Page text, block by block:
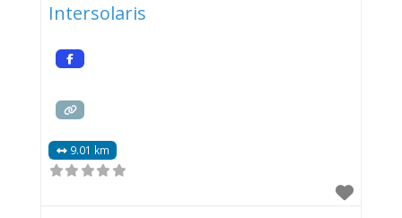
Intersolaris
9.01 km